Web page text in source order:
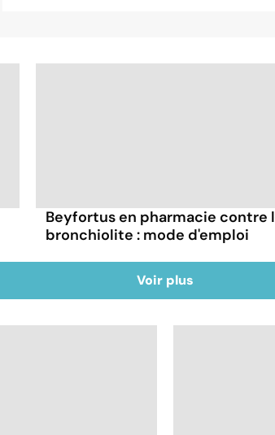
Beyfortus en pharmacie contre
bronchiolite : mode d'emploi
Voir plus